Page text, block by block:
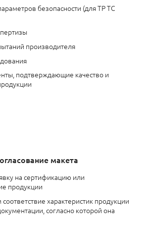
безопасности (для ТР ТС
производителя
подтверждающие качество и
макета
на сертификацию или
продукции
характеристик продукции
согласно которой она